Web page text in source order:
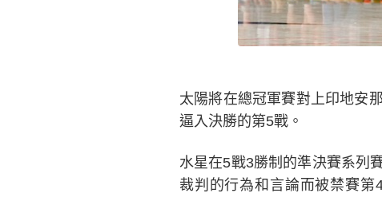
太陽將在總冠軍賽對上印地安
逼入決勝的第5戰。
水星在5戰3勝制的準決賽系列
裁判的行為和言論而被禁賽